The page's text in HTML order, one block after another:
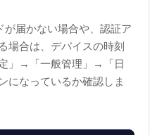
が届かない場合や、認証ア
場合は、デバイスの時刻
」→「一般管理」→「日
になっているか確認しま